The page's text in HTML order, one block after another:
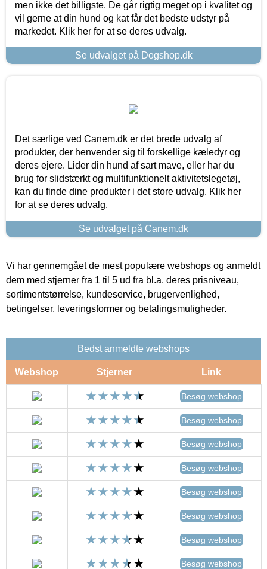
men ikke det billigste. De går rigtig meget op i kvalitet og
vil gerne at din hund og kat får det bedste udstyr på
markedet. Klik her for at se deres udvalg.
Se udvalget på Dogshop.dk
Det særlige ved Canem.dk er det brede udvalg af
produkter, der henvender sig til forskellige kæledyr og
deres ejere. Lider din hund af sart mave, eller har du
brug for slidstærkt og multifunktionelt aktivitetslegetøj,
kan du finde dine produkter i det store udvalg. Klik her
for at se deres udvalg.
Se udvalget på Canem.dk
Vi har gennemgået de mest populære webshops og anmeldt
dem med stjerner fra 1 til 5 ud fra bl.a. deres prisniveau,
sortimentstørrelse, kundeservice, brugervenlighed,
betingelser, leveringsformer og betalingsmuligheder.
Bedst anmeldte webshops
Webshop Stjerner Link
Besøg webshop
Besøg webshop
Besøg webshop
Besøg webshop
Besøg webshop
Besøg webshop
Besøg webshop
Besøg webshop